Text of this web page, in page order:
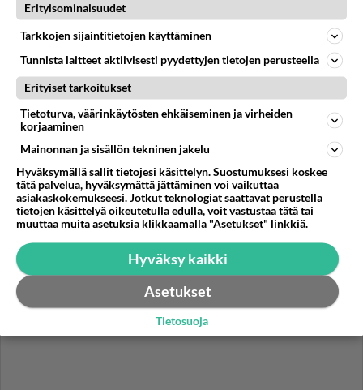
RYHMÄSEKSI Vastattu 1pv
vaimolle herkkua
onko paria jonka mies kiihottuu, kun vieras isokulli
ottaa vaimoa estottomasti ja tyydyttää vaimosi
orkkuun. Lopuksi kun...
06.08.2026 09:49 12
Erityisominaisuudet
Tarkkojen sijaintitietojen käyttäminen
Tunnista laitteet aktiivisesti pyydettyjen tietojen perusteella
Erityiset tarkoitukset
Tietoturva, väärinkäytösten ehkäiseminen ja virheiden
korjaaminen
Mainonnan ja sisällön tekninen jakelu
Hyväksymällä sallit tietojesi käsittelyn. Suostumuksesi koskee
tätä palvelua, hyväksymättä jättäminen voi vaikuttaa
asiakaskokemukseesi. Jotkut teknologiat saattavat perustella
tietojen käsittelyä oikeutetulla edulla, voit vastustaa tätä tai
muuttaa muita asetuksia klikkaamalla "Asetukset" linkkiä.
Hyväksy kaikki
Asetukset
Tietosuoja